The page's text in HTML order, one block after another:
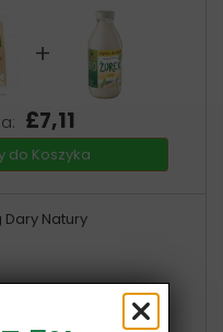
+
£7,11
do Koszyka
Natury